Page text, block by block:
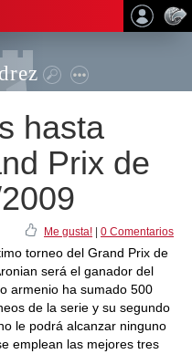
hasta
Prix de
Me gusta! 0 Comentarios
torneo del Grand Prix de
será el ganador del
armenio ha sumado 500
de la serie y su segundo
le podrá alcanzar ninguno
emplean las mejores tres